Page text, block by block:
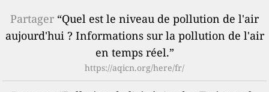
Partager “Quel est le niveau de pollution de l'air
aujourd'hui ? Informations sur la pollution de l'air
en temps réel.”
https://aqicn.org/here/fr/